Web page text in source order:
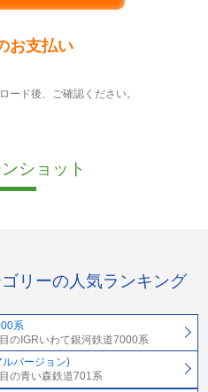
お支払い
ード後、ご確認ください。
ショット
リーの人気ランキング
系
のIGRいわて銀河鉄道7000系
バージョン)
の青い森鉄道701系